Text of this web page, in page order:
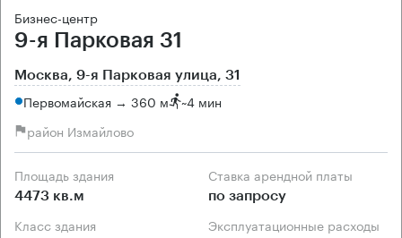
Бизнес-центр
9-я Парковая 31
Москва, 9-я Парковая улица, 31
Первомайская → 360 м ~4 мин
район Измайлово
Площадь здания
4473 кв.м
Ставка арендной платы
по запросу
Класс здания Эксплуатационные расходы